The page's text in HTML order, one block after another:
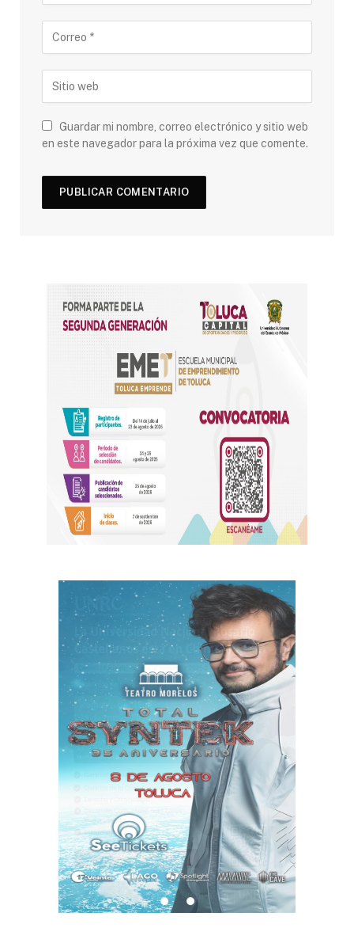
Guardar mi nombre, correo electrónico y sitio web
en este navegador para la próxima vez que comente.